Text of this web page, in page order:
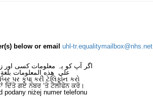
below or email uhl-tr.equalitymailbox@nhs.net
اگر آپ کو یہ معلومات کسی اور
على هذه المعلومات
પર કૃપા કરી ટેલિફોન કરો
ਦਿੱਤੇ ਗਏ ਨੰਬਰ ‘ਤੇ ਟੈਲੀਫੋਨ ਕਰੋ।
podany niżej numer telefonu